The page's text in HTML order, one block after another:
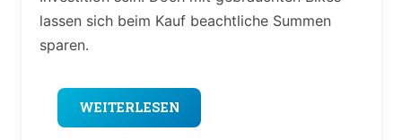
lassen sich beim Kauf beachtliche Summen
sparen.
WEITERLESEN